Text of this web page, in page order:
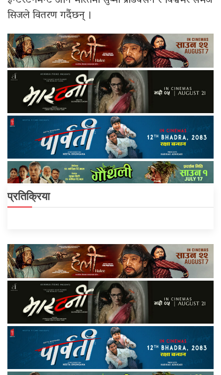
सिजले वितरण गर्दैछन् ।
प्रतिक्रिया